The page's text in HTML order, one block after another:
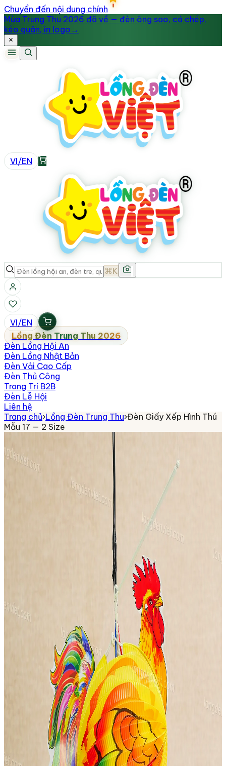
Chuyển đến nội dung chính
Mùa Trung Thu 2026 đã về — đèn ông sao, cá chép,
kéo quân, in logo →
VI/EN
⌘K
VI/EN
Lồng Đèn Trung Thu 2026
Đèn Lồng Hội An
Đèn Lồng Nhật Bản
Đèn Vải Cao Cấp
Đèn Thủ Công
Trang Trí B2B
Đèn Lễ Hội
Liên hệ
Trang chủ›Lồng Đèn Trung Thu›Đèn Giấy Xếp Hình Thú
Mẫu 17 — 2 Size